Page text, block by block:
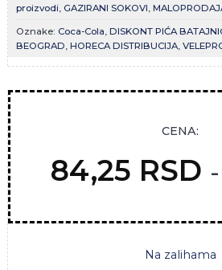
proizvodi GAZIRANI SOKOVI
Oznake: Coca-Cola DISKONT PIĆA
BEOGRAD HORECA DISTRIBUCIJA
CENA:
84,25 RSD
Na zalihama